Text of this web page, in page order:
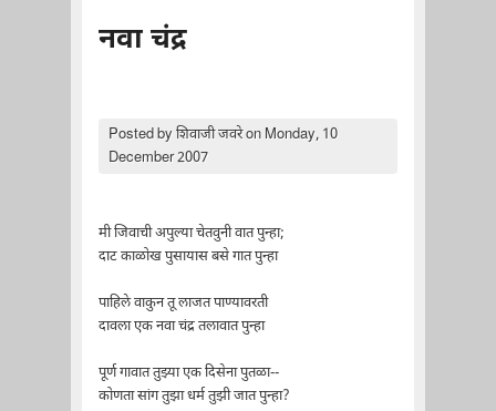
नवा चंद्र
Posted byशिवाजी जवरेon Monday, 10
December 2007
मी जिवाची अपुल्या चेतवुनी वात पुन्हा;
दाट काळोख पुसायास बसे गात पुन्हा
पाहिले वाकुन तू लाजत पाण्यावरती
दावला एक नवा चंद्र तलावात पुन्हा
पूर्ण गावात तुझ्या एक दिसेना पुतळा--
कोणता सांग तुझा धर्म तुझी जात पुन्हा?